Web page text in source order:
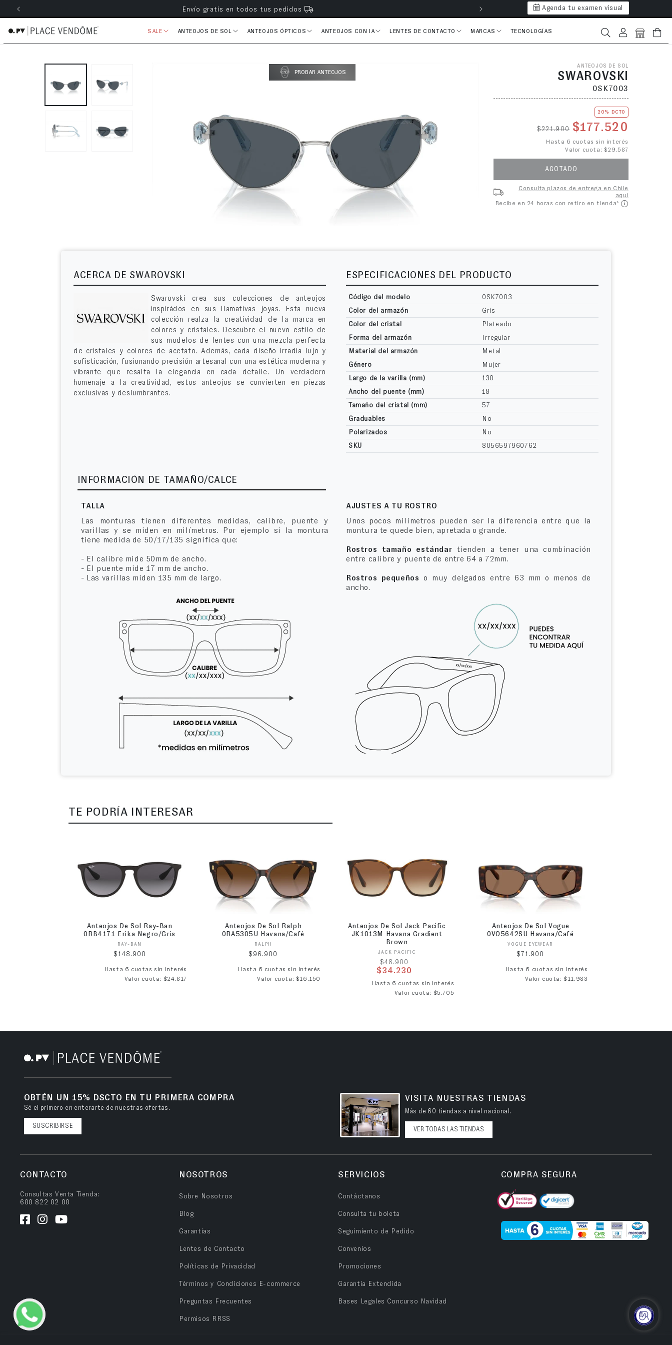
al contenido Envío gratis en todos tus pedidos Hasta 6 cuotas
Agenda tu examen visual
SALE ANTEOJOS DE SOL ANTEOJOS ÓPTICOS ANTEOJOS CON IA LENTES DE CONTACTO MARCAS TECNOLOGÍAS Iniciar sesión Bolsa
PROBAR ANTEOJOS
ANTEOJOS DE SOL
SWAROVSKI
0SK7003
20% DCTO
Precio habitual
$221.900 $177.520
Hasta 6 cuotas sin interés
Valor cuota: $29.587
AGOTADO
Consulta plazos de entrega en Chile
aquí
Recibe en 24 horas con retiro en tienda*
ACERCA DE SWAROVSKI
Swarovski crea sus colecciones de anteojos
inspirádos en sus llamativas joyas. Esta nueva
colección realza la creatividad de la marca en
colores y cristales. Descubre el nuevo estilo de
sus modelos de lentes con una mezcla perfecta
de cristales y colores de acetato. Además, cada diseño irradia lujo y
sofisticación, fusionando precisión artesanal con una estética moderna y
vibrante que resalta la elegancia en cada detalle. Un verdadero
homenaje a la creatividad, estos anteojos se convierten en piezas
exclusivas y deslumbrantes.
ESPECIFICACIONES DEL PRODUCTO
Código del modelo
0SK7003
Color del armazón
Gris
Color del cristal
Plateado
Forma del armazón
Irregular
Material del armazón
Metal
Género
Mujer
Largo de la varilla (mm)
130
Ancho del puente (mm)
18
Tamaño del cristal (mm)
57
Graduables
No
Polarizados
No
SKU
8056597960762
INFORMACIÓN DE TAMAÑO/CALCE
TALLA
Las monturas tienen diferentes medidas, calibre, puente y
varillas y se miden en milímetros. Por ejemplo si la montura
tiene medida de 50/17/135 significa que:
- El calibre mide 50mm de ancho.
- El puente mide 17 mm de ancho.
- Las varillas miden 135 mm de largo.
AJUSTES A TU ROSTRO
Unos pocos milímetros pueden ser la diferencia entre que la
montura te quede bien, apretada o grande.
Rostros tamaño estándar tienden a tener una combinación
entre calibre y puente de entre 64 a 72mm.
Rostros pequeños o muy delgados entre 63 mm o menos de
ancho.
TE PODRÍA INTERESAR
Anteojos De Sol Ray-Ban
0RB4171 Erika Negro/Gris
Proveedor:
RAY-BAN
Precio habitual
$148.900
Hasta 6 cuotas sin interés
Valor cuota: $24.817
Anteojos De Sol Ralph
0RA5305U Havana/Café
Proveedor:
RALPH
Precio habitual
$96.900
Hasta 6 cuotas sin interés
Valor cuota: $16.150
Anteojos De Sol Jack Pacific
JK1013M Havana Gradient
Brown
Proveedor:
JACK PACIFIC
Precio habitual
$48.900
$34.230
Precio de oferta
Hasta 6 cuotas sin interés
Valor cuota: $5.705
Anteojos De Sol Vogue
0VO5642SU Havana/Café
Proveedor:
VOGUE EYEWEAR
Precio habitual
$71.900
Hasta 6 cuotas sin interés
Valor cuota: $11.983
OBTÉN UN 15% DSCTO EN TU PRIMERA COMPRA
Sé el primero en enterarte de nuestras ofertas.
SUSCRIBIRSE
VISITA NUESTRAS TIENDAS
Más de 60 tiendas a nivel nacional.
VER TODAS LAS TIENDAS
CONTACTO
Consultas Venta Tienda:
600 822 02 00
NOSOTROS
Sobre Nosotros
Blog
Garantías
Lentes de Contacto
Políticas de Privacidad
Términos y Condiciones E-commerce
Preguntas Frecuentes
Permisos RRSS
SERVICIOS
Contáctanos
Consulta tu boleta
Seguimiento de Pedido
Convenios
Promociones
Garantía Extendida
Bases Legales Concurso Navidad
COMPRA SEGURA